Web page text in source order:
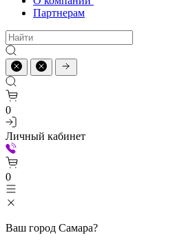
Партнерам
0
Личный кабинет
0
Ваш город Самара?